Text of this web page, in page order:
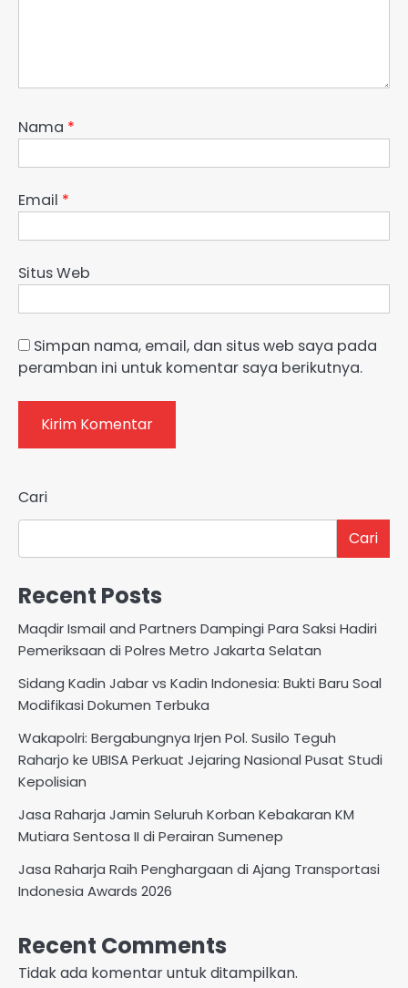
Nama *
Email *
Situs Web
Simpan nama, email, dan situs web saya pada
peramban ini untuk komentar saya berikutnya.
Cari
Cari
Recent Posts
Maqdir Ismail and Partners Dampingi Para Saksi Hadiri
Pemeriksaan di Polres Metro Jakarta Selatan
Sidang Kadin Jabar vs Kadin Indonesia: Bukti Baru Soal
Modifikasi Dokumen Terbuka
Wakapolri: Bergabungnya Irjen Pol. Susilo Teguh
Raharjo ke UBISA Perkuat Jejaring Nasional Pusat Studi
Kepolisian
Jasa Raharja Jamin Seluruh Korban Kebakaran KM
Mutiara Sentosa II di Perairan Sumenep
Jasa Raharja Raih Penghargaan di Ajang Transportasi
Indonesia Awards 2026
Recent Comments
Tidak ada komentar untuk ditampilkan.